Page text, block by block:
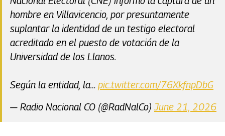
hombre en Villavicencio, por presuntamente
suplantar la identidad de un testigo electoral
acreditado en el puesto de votación de la
Universidad de los Llanos.
Según la entidad, la… pic.twitter.com/76XkfnpDbG
— Radio Nacional CO (@RadNalCo)June 21, 2026